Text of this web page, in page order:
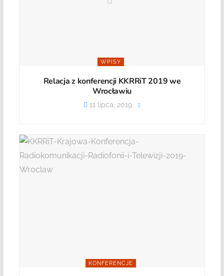
WPISY
Relacja z konferencji KKRRiT 2019 we
Wrocławiu
11 lipca, 2019
KONFERENCJE